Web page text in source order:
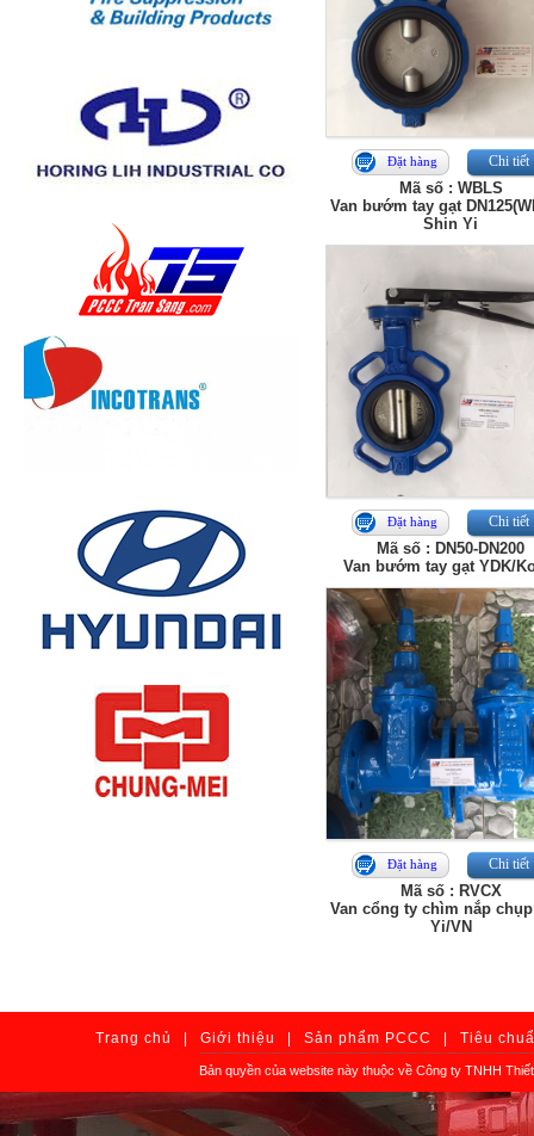
Đặt hàng Chi tiết
Mã số : WBLS
Van bướm tay gạt
Shin Yi
Đặt hàng Chi tiết
Mã số : DN50-DN200
Van bướm tay gạt YDK/
Đặt hàng Chi tiết
Mã số : RVCX
Van cổng ty chìm nắp
Yi/VN
Trang chủ Giới thiệu Sản phẩm PCCC Tiêu
Bản quyền của website này thuộc về Công ty TNHH